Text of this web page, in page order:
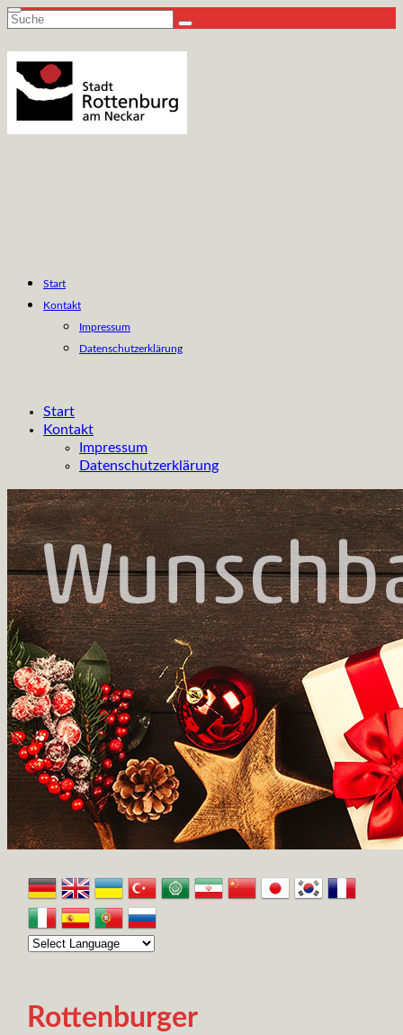
Suche
Start
Kontakt
Impressum
Datenschutzerklärung
Start
Kontakt
Impressum
Datenschutzerklärung
Rottenburger